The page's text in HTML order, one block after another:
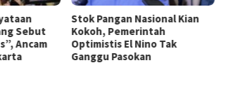
Sebut
Ancam
Stok Pangan Nasional Kian
Kokoh, Pemerintah
Optimistis El Nino Tak
Ganggu Pasokan